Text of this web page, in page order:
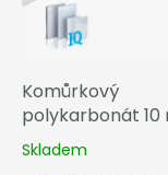
o
Komůrkový
polykarbonát 10
RELAX
Skladem